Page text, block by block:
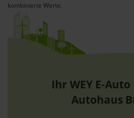
kombinierte Werte.
Ihr WEY E-
Autohaus